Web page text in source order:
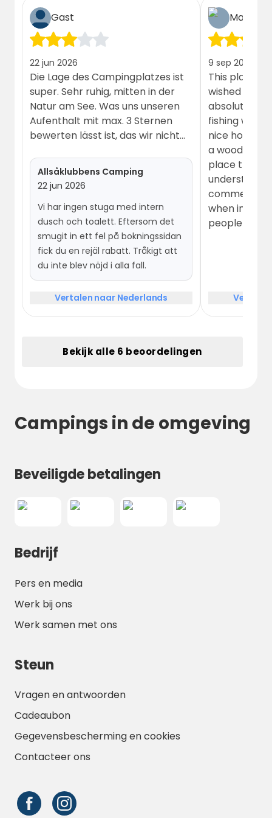
Gast
22 jun 2026
Die Lage des Campingplatzes ist
super. Sehr ruhig, mitten in der
Natur am See. Was uns unseren
Aufenthalt mit max. 3 Sternen
bewerten lässt ist, das wir nicht
welches wir gebucht haben.
Gebucht hatten wir ein Haus mit
interner Dusche und WC (wie auf
der Internetseite dargestellt
grau), bekommen haben wir ein
etwas in die Jahre gekommenes
Haus mit entsprechender
Ausstattung ohne interner
Dusche und einer Trockentoilette,
was absolut nicht dem
Allsåklubbens Camping
22 jun 2026
Vi har ingen stuga med intern
dusch och toalett. Eftersom det
smugit in ett fel på bokningssidan
fick du en rejäl rabatt. Tråkigt att
du inte blev nöjd i alla fall.
Vertalen naar Nederlands
Malte
9 sep 2025
This place
wished for.
absolutely
fishing with
nice host
a wood sauna. It’s a
place that
understand
comments
when in
people!
Bekijk alle 6 beoordelingen
Campings in de omgeving
Beveiligde betalingen
Bedrijf
Pers en media
Werk bij ons
Werk samen met ons
Steun
Vragen en antwoorden
Cadeaubon
Gegevensbescherming en cookies
Contacteer ons